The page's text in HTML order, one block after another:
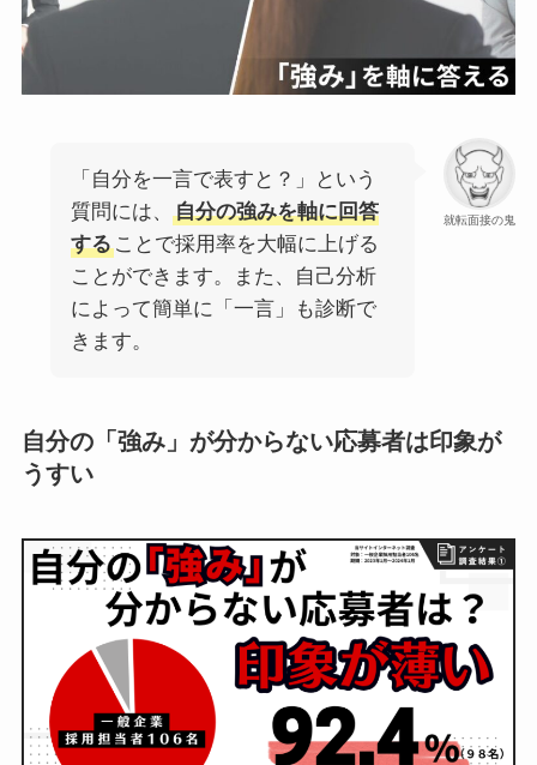
就転面接の鬼
「自分を一言で表すと？」という
質問には、
自分の強みを軸に回答
することで採用率を大幅に上げる
ことができます。また、自己分析
によって簡単に「一言」も診断で
きます。
自分の「強み」が分からない応募者は印象が
うすい